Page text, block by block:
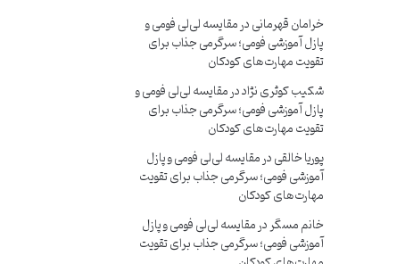
خرامان قهرمانیدرمقایسه لی‌لی فومی و
پازل آموزشی فومی؛ سرگرمی جذاب برای
تقویت مهارت‌های کودکان
شکیب کوثری نژاددرمقایسه لی‌لی فومی و
پازل آموزشی فومی؛ سرگرمی جذاب برای
تقویت مهارت‌های کودکان
پوریا خالقیدرمقایسه لی‌لی فومی و پازل
آموزشی فومی؛ سرگرمی جذاب برای تقویت
مهارت‌های کودکان
خانم مسگردرمقایسه لی‌لی فومی و پازل
آموزشی فومی؛ سرگرمی جذاب برای تقویت